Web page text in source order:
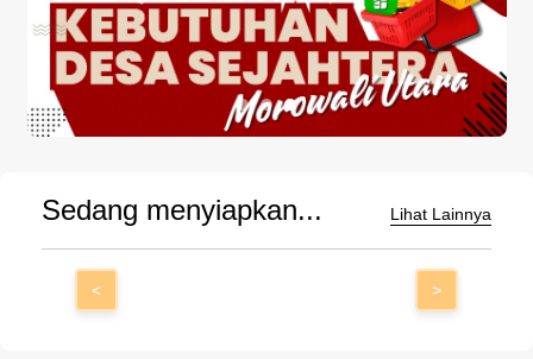
Sedang menyiapkan... Lihat Lainnya
< >